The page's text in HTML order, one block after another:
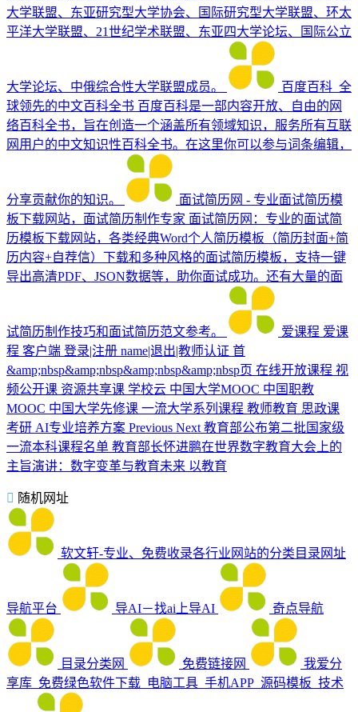
大学联盟、东亚研究型大学协会、国际研究型大学联盟、环太
平洋大学联盟、21世纪学术联盟、东亚四大学论坛、国际公立
大学论坛、中俄综合性大学联盟成员。
百度百科_全
球领先的中文百科全书 百度百科是一部内容开放、自由的网
络百科全书，旨在创造一个涵盖所有领域知识，服务所有互联
网用户的中文知识性百科全书。在这里你可以参与词条编辑，
分享贡献你的知识。
面试简历网 - 专业面试简历模
板下载网站，面试简历制作专家 面试简历网：专业的面试简
历模板下载网站，各类经典Word个人简历模板（简历封面+简
历内容+自荐信）下载和多种风格的面试简历模板，支持一键
导出高清PDF、JSON数据等，助你面试成功。还有大量的面
试简历制作技巧和面试简历范文参考。 爱课程 爱课
程 客户端 登录|注册 name|退出|教师认证 首
&amp;nbsp&amp;nbsp&amp;nbsp&amp;nbsp页 在线开放课程 视
频公开课 资源共享课 学校云 中国大学MOOC 中国职教
MOOC 中国大学先修课 一流大学系列课程 教师教育 思政课
考研 AI专业培养方案 Previous Next 教育部公布第二批国家级
一流本科课程名单 教育部长怀进鹏在世界数字教育大会上的
主旨演讲：数字变革与教育未来 以教育
随机网址
软文轩-专业、免费收录各行业网站的分类目录网址
导航平台 导AI－找ai上导AI 奇点导航
目录分类网 免费链接网
我爱分
享库_免费绿色软件下载_电脑工具_手机APP_源码模板_技术